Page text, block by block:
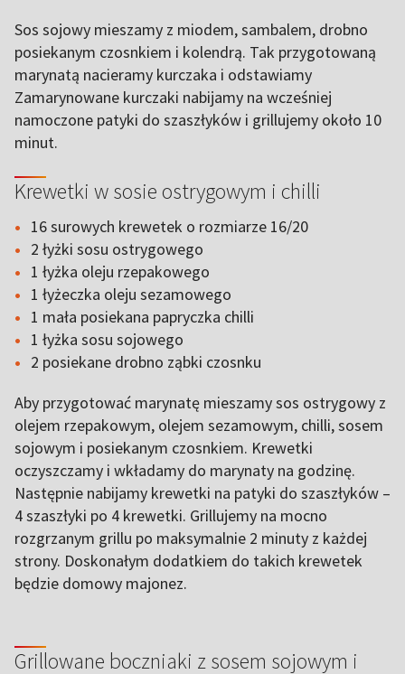
Sos sojowy mieszamy z miodem, sambalem, drobno
posiekanym czosnkiem i kolendrą. Tak przygotowaną
marynatą nacieramy kurczaka i odstawiamy
Zamarynowane kurczaki nabijamy na wcześniej
namoczone patyki do szaszłyków i grillujemy około 10
minut.
Krewetki w sosie ostrygowym i chilli
16 surowych krewetek o rozmiarze 16/20
2 łyżki sosu ostrygowego
1 łyżka oleju rzepakowego
1 łyżeczka oleju sezamowego
1 mała posiekana papryczka chilli
1 łyżka sosu sojowego
2 posiekane drobno ząbki czosnku
Aby przygotować marynatę mieszamy sos ostrygowy z
olejem rzepakowym, olejem sezamowym, chilli, sosem
sojowym i posiekanym czosnkiem. Krewetki
oczyszczamy i wkładamy do marynaty na godzinę.
Następnie nabijamy krewetki na patyki do szaszłyków –
4 szaszłyki po 4 krewetki. Grillujemy na mocno
rozgrzanym grillu po maksymalnie 2 minuty z każdej
strony. Doskonałym dodatkiem do takich krewetek
będzie domowy majonez.
Grillowane boczniaki z sosem sojowym i